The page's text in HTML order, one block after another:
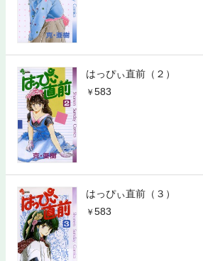
はっぴぃ直前（２）
583
はっぴぃ直前（３）
583